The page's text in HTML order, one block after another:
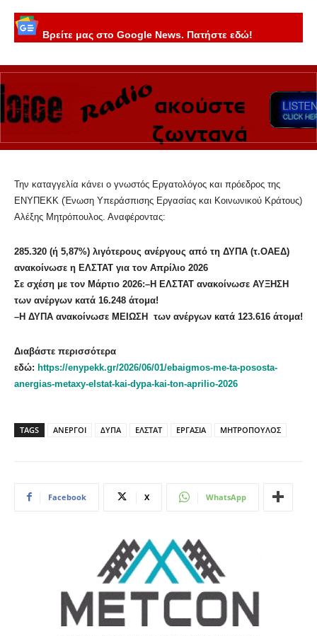
Βρείτε μας στο Google News. Πατήστε εδώ!
Την καταγγελία κάνει ο γνωστός Εργατολόγος και πρόεδρος της
ΕΝΥΠΕΚΚ (Ένωση Υπεράσπισης Εργασίας και Κοινωνικού Κράτους)
Αλέξης Μητρόπουλος. Αναφέροντας:
285.320 (ή 5,87%) λιγότερους ανέργους από τη ΔΥΠΑ (τ.ΟΑΕΔ)
ανακοίνωσε η ΕΛΣΤΑΤ για τον Απρίλιο 2026
Σε σχέση με τον Μάρτιο 2026:–Η ΕΛΣΤΑΤ ανακοίνωσε ΑΥΞΗΣΗ
των ανέργων κατά 16.248 άτομα!
–Η ΔΥΠΑ ανακοίνωσε ΜΕΙΩΣΗ των ανέργων κατά 123.616 άτομα!
Διαβάστε περισσότερα
εδώ: https://enypekk.gr/2026/06/01/ebaigmos-me-ta-pososta-
anergias-metaxy-elstat-kai-dypa-kai-ton-aprilio-2026
TAGS ΑΝΕΡΓΟΙ ΔΥΠΑ ΕΛΣΤΑΤ ΕΡΓΑΣΙΑ ΜΗΤΡΟΠΟΥΛΟΣ
Facebook X WhatsApp